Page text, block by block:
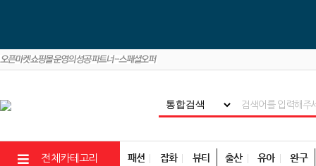
전체카테고리 패션 잡화 뷰티 출산 유아 완구